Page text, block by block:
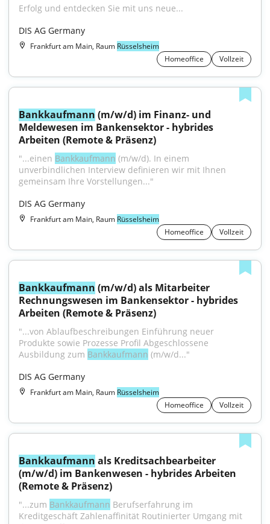
Erfolg und entdecken Sie mit uns neue...
DIS AG Germany
Frankfurt am Main, Raum Rüsselsheim
Homeoffice
Vollzeit
Bankkaufmann (m/w/d) im Finanz- und
Meldewesen im Bankensektor - hybrides
Arbeiten (Remote & Präsenz)
"...einen Bankkaufmann (m/w/d). In einem
unverbindlichen Interview definieren wir mit Ihnen
gemeinsam Ihre Vorstellungen..."
DIS AG Germany
Frankfurt am Main, Raum Rüsselsheim
Homeoffice
Vollzeit
Bankkaufmann (m/w/d) als Mitarbeiter
Rechnungswesen im Bankensektor - hybrides
Arbeiten (Remote & Präsenz)
"...von Ablaufbeschreibungen Einführung neuer
Produkte sowie Prozesse Profil Abgeschlossene
Ausbildung zum Bankkaufmann (m/w/d..."
DIS AG Germany
Frankfurt am Main, Raum Rüsselsheim
Homeoffice
Vollzeit
Bankkaufmann als Kreditsachbearbeiter
(m/w/d) im Bankenwesen - hybrides Arbeiten
(Remote & Präsenz)
"...zum Bankkaufmann Berufserfahrung im
Kreditgeschäft Zahlenaffinität Routinierter Umgang mit